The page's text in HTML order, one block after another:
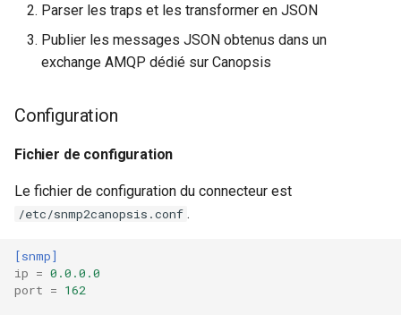
Parser les traps et les transformer en JSON
Publier les messages JSON obtenus dans un
exchange AMQP dédié sur Canopsis
Configuration
Fichier de configuration
Le fichier de configuration du connecteur est
/etc/snmp2canopsis.conf .
[snmp]
ip = 0.0.0.0
port = 162